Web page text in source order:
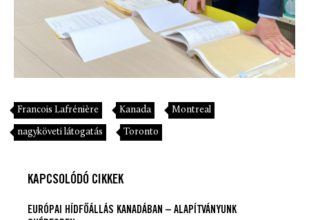
Francois Lafrénière Kanada Montreal
nagyköveti látogatás Toronto
KAPCSOLÓDÓ CIKKEK
EURÓPAI HÍDFŐÁLLÁS KANADÁBAN – ALAPÍTVÁNYUNK